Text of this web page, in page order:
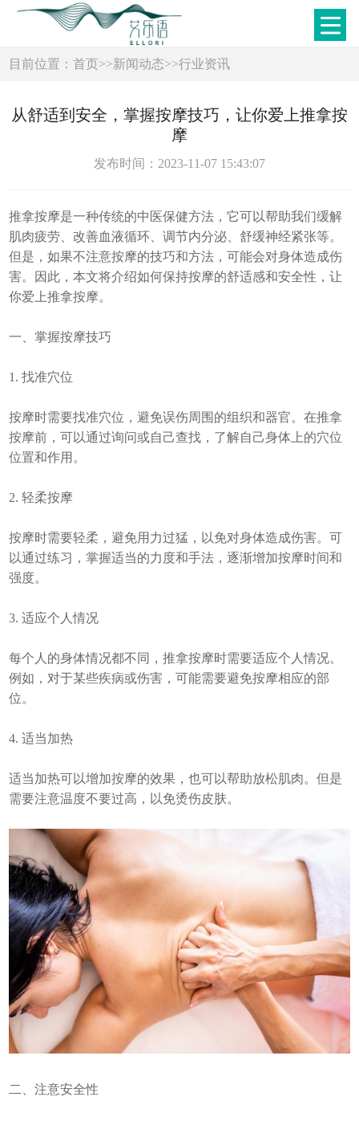
目前位置：首页>>新闻动态>>行业资讯
从舒适到安全，掌握按摩技巧，让你爱上推拿按
摩
发布时间：2023-11-07 15:43:07
推拿按摩是一种传统的中医保健方法，它可以帮助我们缓解
肌肉疲劳、改善血液循环、调节内分泌、舒缓神经紧张等。
但是，如果不注意按摩的技巧和方法，可能会对身体造成伤
害。因此，本文将介绍如何保持按摩的舒适感和安全性，让
你爱上推拿按摩。
一、掌握按摩技巧
1. 找准穴位
按摩时需要找准穴位，避免误伤周围的组织和器官。在推拿
按摩前，可以通过询问或自己查找，了解自己身体上的穴位
位置和作用。
2. 轻柔按摩
按摩时需要轻柔，避免用力过猛，以免对身体造成伤害。可
以通过练习，掌握适当的力度和手法，逐渐增加按摩时间和
强度。
3. 适应个人情况
每个人的身体情况都不同，推拿按摩时需要适应个人情况。
例如，对于某些疾病或伤害，可能需要避免按摩相应的部
位。
4. 适当加热
适当加热可以增加按摩的效果，也可以帮助放松肌肉。但是
需要注意温度不要过高，以免烫伤皮肤。
二、注意安全性